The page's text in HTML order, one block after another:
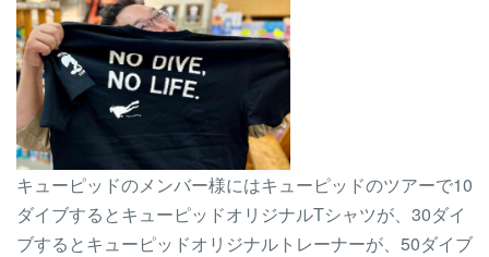
キューピッドのメンバー様にはキューピッドのツアーで10
ダイブするとキューピッドオリジナルTシャツが、30ダイ
ブするとキューピッドオリジナルトレーナーが、50ダイブ